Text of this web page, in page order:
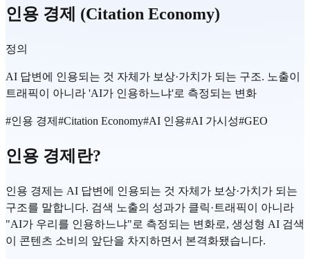
인용 경제 (Citation Economy)
정의
AI 답변에 인용되는 것 자체가 보상·가치가 되는 구조. 노출이
트래픽이 아니라 'AI가 인용하느냐'로 측정되는 변화
#인용 경제 #Citation Economy#AI 인용#AI 가시성#GEO
인용 경제란?
인용 경제는 AI 답변에 인용되는 것 자체가 보상·가치가 되는
구조를 말합니다. 검색 노출의 성과가 클릭·트래픽이 아니라
"AI가 우리를 인용하느냐"로 측정되는 변화로, 생성형 AI 검색
이 콘텐츠 소비의 앞단을 차지하면서 본격화됐습니다.